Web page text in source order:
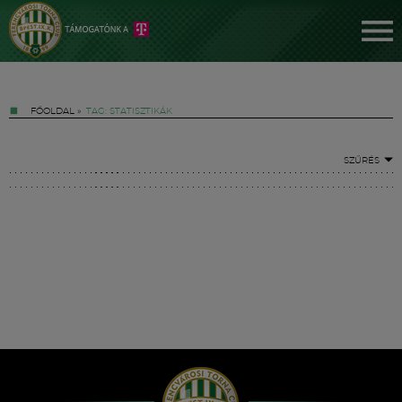
FŐOLDAL » TAG: STATISZTIKÁK
SZŰRÉS
Hírek